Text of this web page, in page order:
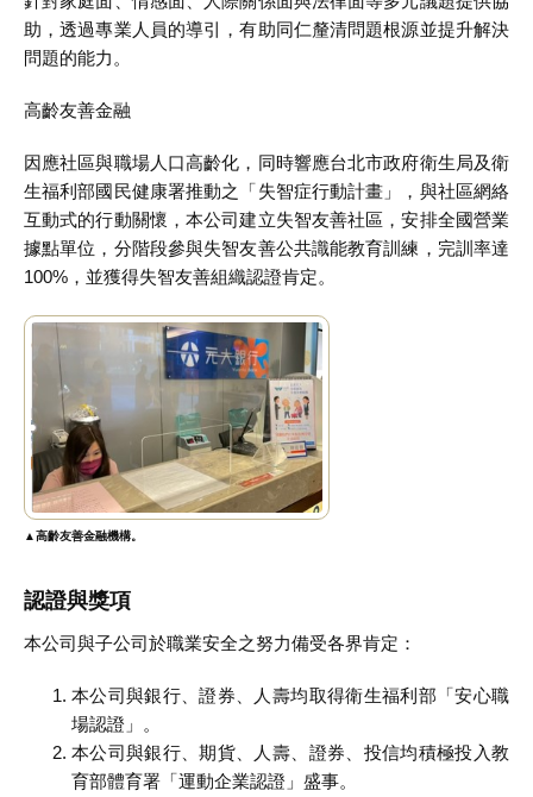
助，透過專業人員的導引，有助同仁釐清問題根源並提升解決
問題的能力。
高齡友善金融
因應社區與職場人口高齡化，同時響應台北市政府衛生局及衛
生福利部國民健康署推動之「失智症行動計畫」，與社區網絡
互動式的行動關懷，本公司建立失智友善社區，安排全國營業
據點單位，分階段參與失智友善公共識能教育訓練，完訓率達
100%，並獲得失智友善組織認證肯定。
▲高齡友善金融機構。
認證與獎項
本公司與子公司於職業安全之努力備受各界肯定：
本公司與銀行、證券、人壽均取得衛生福利部「安心職
場認證」。
本公司與銀行、期貨、人壽、證券、投信均積極投入教
育部體育署「運動企業認證」盛事。